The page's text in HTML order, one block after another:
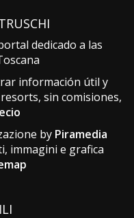
dedicado a las
información útil y
sin comisiones,
by Piramedia
immagini e grafica